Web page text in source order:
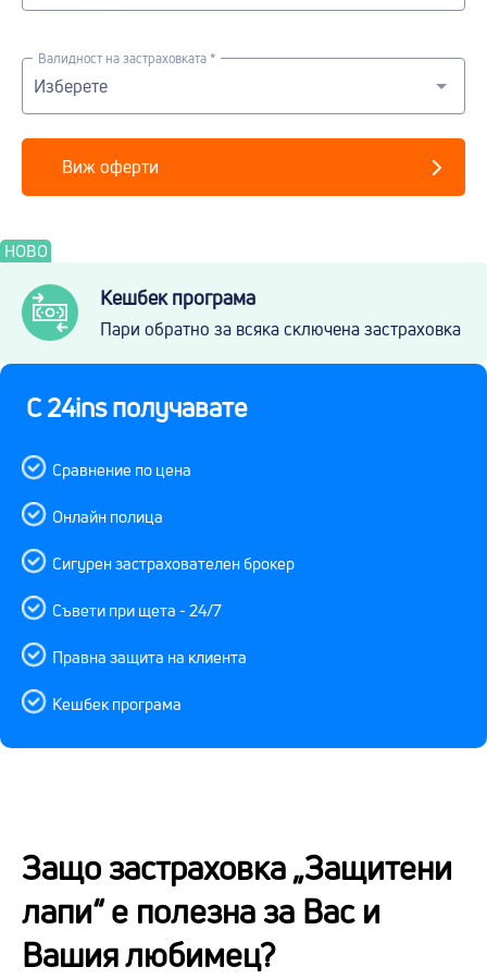
Валидност на застраховката *
Виж оферти
НОВО
Кешбек програма
Пари обратно за всяка сключена застраховка
С 24ins получавате
Сравнение по цена
Онлайн полица
Сигурен застрахователен брокер
Съвети при щета - 24/7
Правна защита на клиента
Кешбек програма
Защо застраховка „Защитени
лапи“ е полезна за Вас и
Вашия любимец?